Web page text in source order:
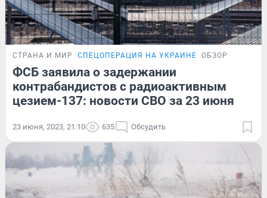
СТРАНА И МИР СПЕЦОПЕРАЦИЯ НА УКРАИНЕ ОБЗОР
ФСБ заявила о задержании
контрабандистов с радиоактивным
цезием-137: новости СВО за 23 июня
23 июня, 2023, 21:10 635 Обсудить